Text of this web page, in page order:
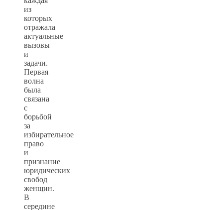
из
которых
отражала
актуальные
вызовы
и
задачи.
Первая
волна
была
связана
с
борьбой
за
избирательное
право
и
признание
юридических
свобод
женщин.
В
середине